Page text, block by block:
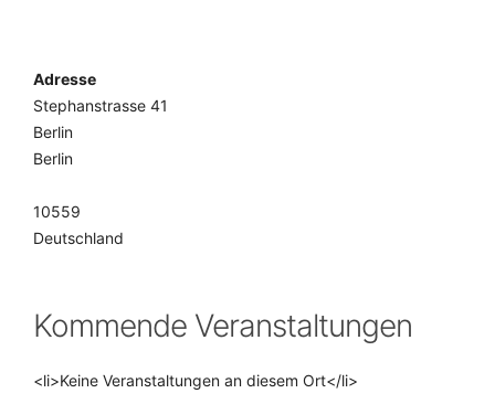
Adresse
Stephanstrasse 41
Berlin
Berlin
10559
Deutschland
Kommende Veranstaltungen
<li>Keine Veranstaltungen an diesem Ort</li>